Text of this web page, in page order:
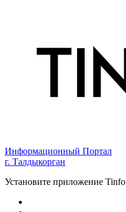
Информационный Портал
г. Талдыкорган
Установите приложение Tinfo